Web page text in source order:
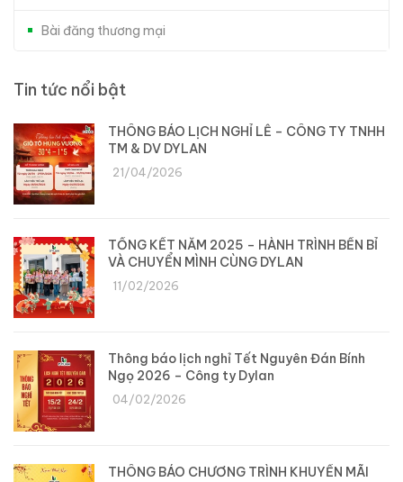
Bài đăng thương mại
Tin tức nổi bật
THÔNG BÁO LỊCH NGHỈ LỄ – CÔNG TY TNHH
TM & DV DYLAN
21/04/2026
TỔNG KẾT NĂM 2025 – HÀNH TRÌNH BỀN BỈ
VÀ CHUYỂN MÌNH CÙNG DYLAN
11/02/2026
Thông báo lịch nghỉ Tết Nguyên Đán Bính
Ngọ 2026 – Công ty Dylan
04/02/2026
THÔNG BÁO CHƯƠNG TRÌNH KHUYẾN MÃI